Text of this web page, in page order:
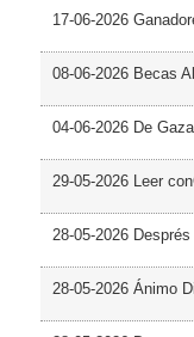
17-06-2026
08-06-2026 Becas
04-06-2026 De
29-05-2026 Leer
28-05-2026
28-05-2026 Ánimo